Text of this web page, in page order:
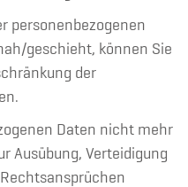
personenbezogenen
geschieht, können Sie
der
Daten nicht mehr
Ausübung, Verteidigung